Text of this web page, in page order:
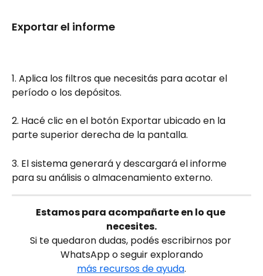
Exportar el informe
1. Aplica los filtros que necesitás para acotar el
período o los depósitos.
2. Hacé clic en el botón Exportar ubicado en la
parte superior derecha de la pantalla.
3. El sistema generará y descargará el informe
para su análisis o almacenamiento externo.
Estamos para acompañarte en lo que
necesites.
Si te quedaron dudas, podés escribirnos por
WhatsApp o seguir explorando
más recursos de ayuda.